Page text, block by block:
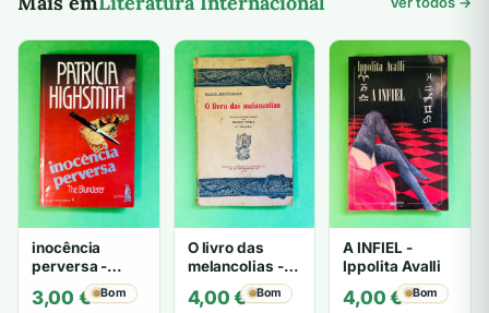
inocência
perversa -
PATRICIA
HIGHSMITH
3,00 € Bom
O livro das
melancolias -
Mantegazza
4,00€ Bom
A INFIEL -
Ippolita Avalli
4,00€ Bom